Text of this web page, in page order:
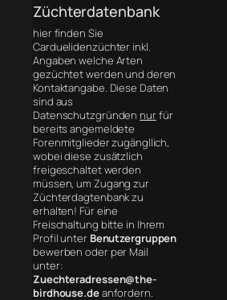
Züchterdatenbank
hier finden Sie
Carduelidenzüchter inkl.
Angaben welche Arten
gezüchtet werden und deren
Kontaktangabe. Diese Daten
sind aus
Datenschutzgründen nurfür
bereits angemeldete
Forenmitglieder zugängllich,
wobei diese zusätzlich
freigeschaltet werden
müssen, um Zugang zur
Züchterdagtenbank zu
erhalten! Für eine
Freischaltung bitte in Ihrem
Profil unter Benutzergruppen
bewerben oder per Mail
unter:
Zuechteradressen@the-
birdhouse.deanfordern.